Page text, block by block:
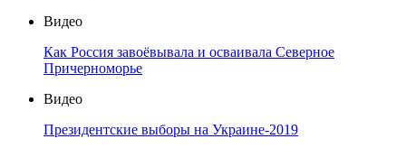
Видео
Как Россия завоёвывала и осваивала Северное
Причерноморье
Видео
Президентские выборы на Украине-2019